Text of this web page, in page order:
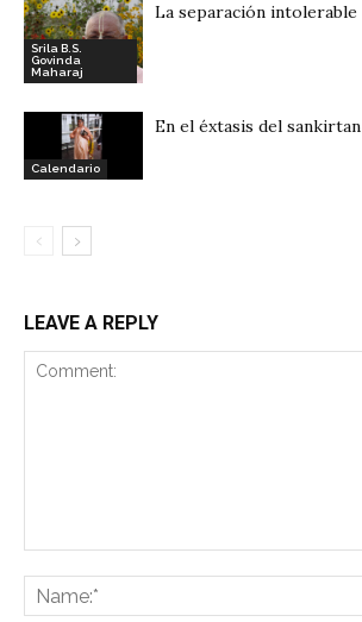
Srila B.S.
Govinda
Maharaj
La separación intolerable
Calendario
En el éxtasis del sankirtan
LEAVE A REPLY